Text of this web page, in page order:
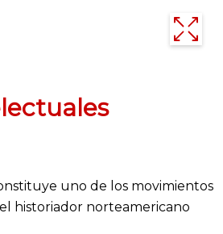
uno de los movimientos
el historiador norteamericano